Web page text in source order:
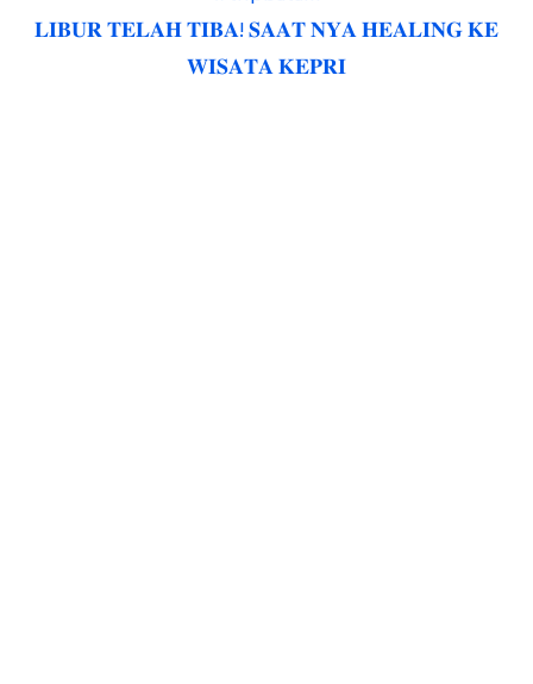
𝐋𝐈𝐁𝐔𝐑 𝐓𝐄𝐋𝐀𝐇 𝐓𝐈𝐁𝐀! 𝐒𝐀𝐀𝐓 𝐍𝐘𝐀 𝐇𝐄𝐀𝐋𝐈𝐍𝐆 𝐊𝐄
𝐖𝐈𝐒𝐀𝐓𝐀 𝐊𝐄𝐏𝐑𝐈